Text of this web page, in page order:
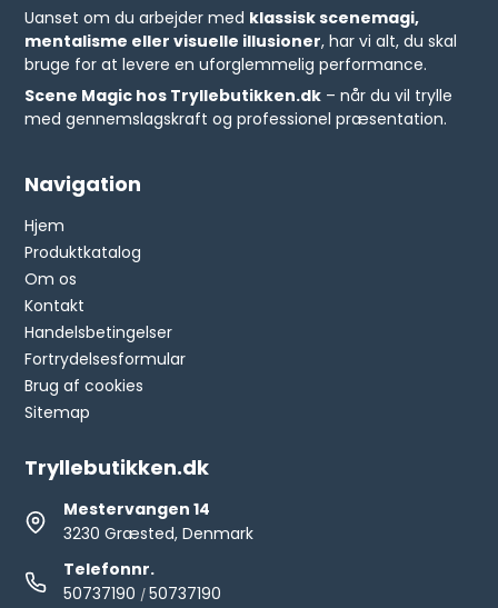
Uanset om du arbejder med klassisk scenemagi,
mentalisme eller visuelle illusioner, har vi alt, du skal
bruge for at levere en uforglemmelig performance.
Scene Magic hos Tryllebutikken.dk – når du vil trylle
med gennemslagskraft og professionel præsentation.
Navigation
Hjem
Produktkatalog
Om os
Kontakt
Handelsbetingelser
Fortrydelsesformular
Brug af cookies
Sitemap
Tryllebutikken.dk
Mestervangen 14
3230 Græsted, Denmark
Telefonnr.
50737190 /50737190